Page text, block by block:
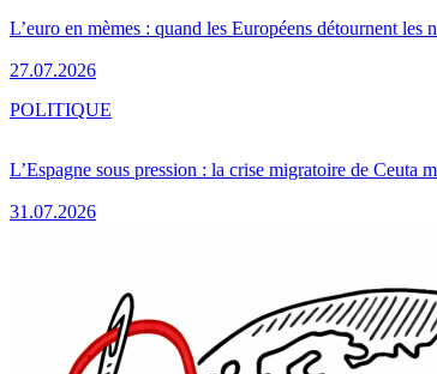
L’euro en mèmes : quand les Européens détournent les
27.07.2026
L’Espagne sous pression : la crise migratoire de Ceuta
31.07.2026
POLITIQUE